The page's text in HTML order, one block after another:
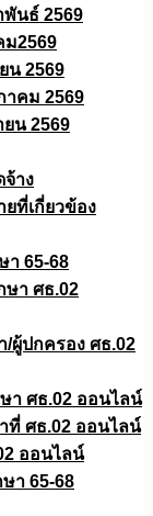
พันธ์ 2569
ม2569
น 2569
าคม 2569
น 2569
าง
ที่เกี่ยวข้อง
า 65-68
ษา ศธ.02
ผู้ปกครอง ศธ.02
า ศธ.02 ออนไลน์
ที่ ศธ.02 ออนไลน์
ออนไลน์
า 65-68